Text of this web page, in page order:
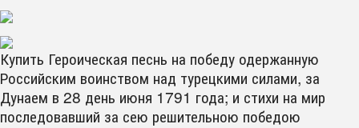
Купить Героическая песнь на победу одержанную
Российским воинством над турецкими силами, за
Дунаем в 28 день июня 1791 года; и стихи на мир
последовавший за сею решительною победою